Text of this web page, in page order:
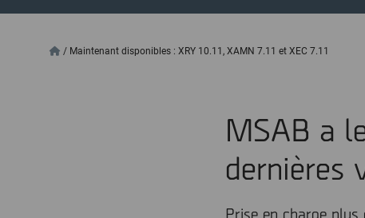
/ Maintenant disponibles : XRY 10.11, XAMN 7.11 et XEC 7.11
MSAB a
dernières
Prise en charge